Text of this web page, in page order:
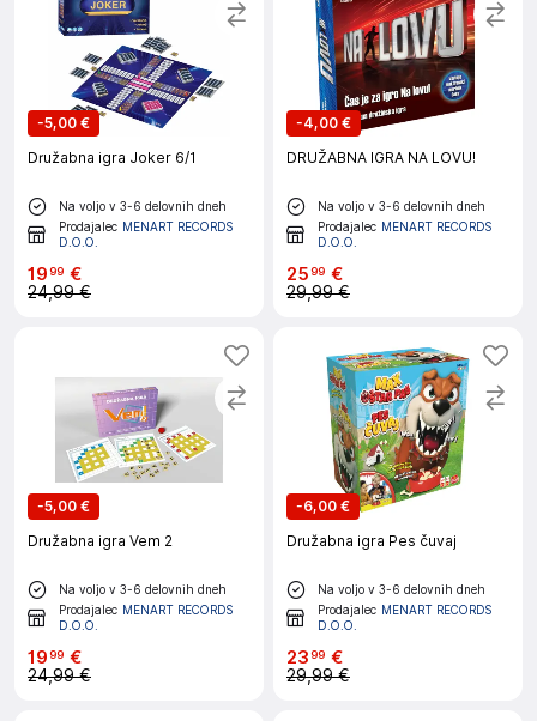
-5,00 €
Družabna igra Joker 6/1
Na voljo v 3-6 delovnih dneh
Prodajalec MENART RECORDS
D.O.O.
1999 €
24,99 €
-4,00 €
DRUŽABNA IGRA NA LOVU!
Na voljo v 3-6 delovnih dneh
Prodajalec MENART RECORDS
D.O.O.
2599 €
29,99 €
-5,00 €
Družabna igra Vem 2
Na voljo v 3-6 delovnih dneh
Prodajalec MENART RECORDS
D.O.O.
1999 €
24,99 €
-6,00 €
Družabna igra Pes čuvaj
Na voljo v 3-6 delovnih dneh
Prodajalec MENART RECORDS
D.O.O.
2399 €
29,99 €